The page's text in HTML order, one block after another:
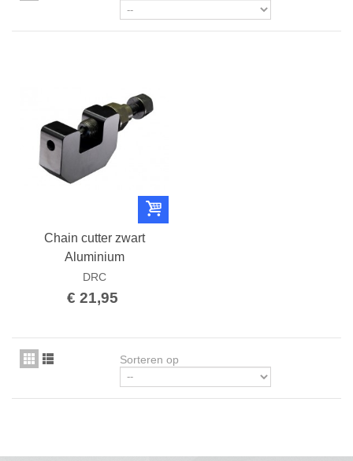
Chain cutter zwart
Aluminium
DRC
€ 21,95
Sorteren op